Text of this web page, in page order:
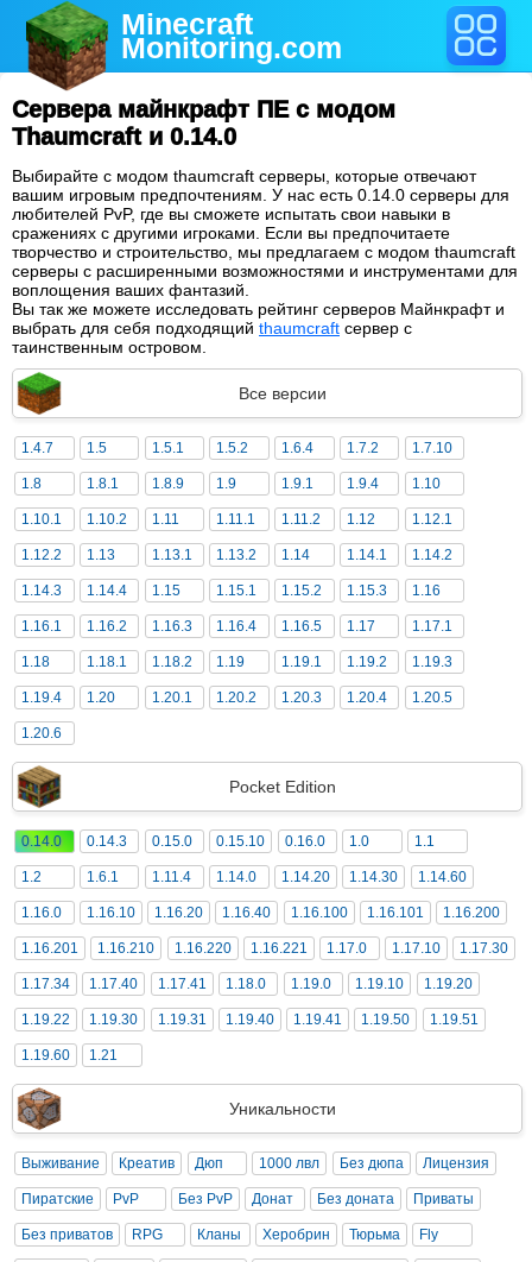
Minecraft
Monitoring.com
Сервера майнкрафт ПЕ с модом
Thaumcraft и 0.14.0
Выбирайте с модом thaumcraft серверы, которые отвечают
вашим игровым предпочтениям. У нас есть 0.14.0 серверы для
любителей PvP, где вы сможете испытать свои навыки в
сражениях с другими игроками. Если вы предпочитаете
творчество и строительство, мы предлагаем с модом thaumcraft
серверы с расширенными возможностями и инструментами для
воплощения ваших фантазий.
Вы так же можете исследовать рейтинг серверов Майнкрафт и
выбрать для себя подходящий thaumcraft сервер с
таинственным островом.
Все версии
1.4.7 1.5 1.5.1 1.5.2 1.6.4 1.7.2 1.7.10
1.8 1.8.1 1.8.9 1.9 1.9.1 1.9.4 1.10
1.10.1 1.10.2 1.11 1.11.1 1.11.2 1.12 1.12.1
1.12.2 1.13 1.13.1 1.13.2 1.14 1.14.1 1.14.2
1.14.3 1.14.4 1.15 1.15.1 1.15.2 1.15.3 1.16
1.16.1 1.16.2 1.16.3 1.16.4 1.16.5 1.17 1.17.1
1.18 1.18.1 1.18.2 1.19 1.19.1 1.19.2 1.19.3
1.19.4 1.20 1.20.1 1.20.2 1.20.3 1.20.4 1.20.5
1.20.6
Pocket Edition
0.14.0 0.14.3 0.15.0 0.15.10 0.16.0 1.0 1.1
1.2 1.6.1 1.11.4 1.14.0 1.14.20 1.14.30 1.14.60
1.16.0 1.16.10 1.16.20 1.16.40 1.16.100 1.16.101 1.16.200
1.16.201 1.16.210 1.16.220 1.16.221 1.17.0 1.17.10 1.17.30
1.17.34 1.17.40 1.17.41 1.18.0 1.19.0 1.19.10 1.19.20
1.19.22 1.19.30 1.19.31 1.19.40 1.19.41 1.19.50 1.19.51
1.19.60 1.21
Уникальности
Выживание Креатив Дюп 1000 лвл Без дюпа Лицензия
Пиратские PvP Без PvP Донат Без доната Приваты
Без приватов RPG Кланы Херобрин Тюрьма Fly